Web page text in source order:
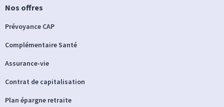
Nos offres
Prévoyance CAP
Complémentaire Santé
Assurance-vie
Contrat de capitalisation
Plan épargne retraite